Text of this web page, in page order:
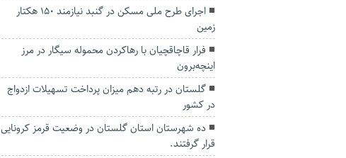
اجرای طرح ملی مسکن در گنبد نیازمند ۱۵۰ هکتار
زمین
فرار قاچاقچیان با رهاکردن محموله سیگار در مرز
اینچه‌برون
گلستان در رتبه دهم میزان پرداخت تسهیلات ازدواج
در کشور
ده شهرستان استان گلستان در وضعیت قرمز کرونایی
قرار گرفتند.